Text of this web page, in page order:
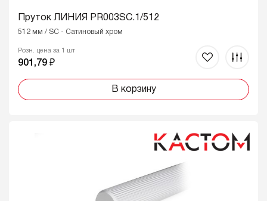
Пруток ЛИНИЯ PR003SC.1/512
512 мм / SC - Сатиновый хром
Розн. цена за 1 шт
901,79 ₽
В корзину